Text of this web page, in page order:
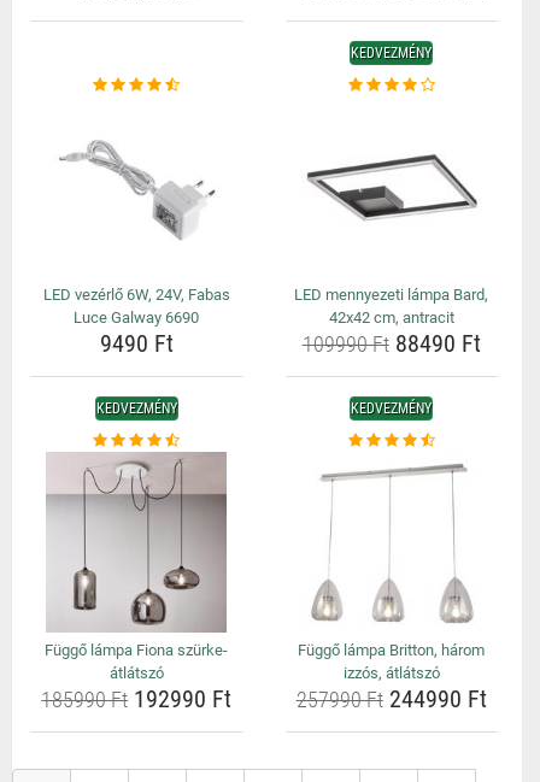
LED vezérlő 6W, 24V, Fabas
Luce Galway 6690
9490 Ft
KEDVEZMÉNY
LED mennyezeti lámpa Bard,
42x42 cm, antracit
109990 Ft88490 Ft
KEDVEZMÉNY
Függő lámpa Fiona szürke-
átlátszó
185990 Ft192990 Ft
KEDVEZMÉNY
Függő lámpa Britton, három
izzós, átlátszó
257990 Ft244990 Ft